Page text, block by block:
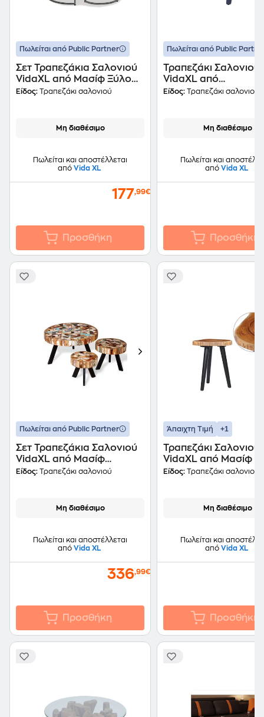
Πωλείται από Public Partner
Σετ Τραπεζάκια Σαλονιού
VidaXL από Μασίφ Ξύλο
Μάνγκο 2 Τμχ - Καφέ
Είδος: Τραπεζάκι σαλονιού
Μη διαθέσιμο
Πωλείται και αποστέλλεται
από Vida XL
177,99€
Προσθήκη
Πωλείται από Public
Τραπεζάκι Σαλονιού
VidaXL από
Ανακυκλωμένο
Είδος: Τραπεζάκι σαλονιού
Μη διαθέσιμο
Πωλείται και
από Vida XL
Προσθήκη
Πωλείται από Public Partner
Σετ Τραπεζάκια Σαλονιού
VidaXL από Μασίφ
Ανακυκλωμένο Ξύλο 3
Είδος: Τραπεζάκι σαλονιού
Μη διαθέσιμο
Πωλείται και αποστέλλεται
από Vida XL
336,99€
Προσθήκη
Άπαιχτη Τιμή +1
Τραπεζάκι Σαλονιού
VidaXL από Μασίφ
Teak 40x45cm -
Είδος: Τραπεζάκι σαλονιού
Μη διαθέσιμο
Πωλείται και
από Vida XL
Προσθήκη